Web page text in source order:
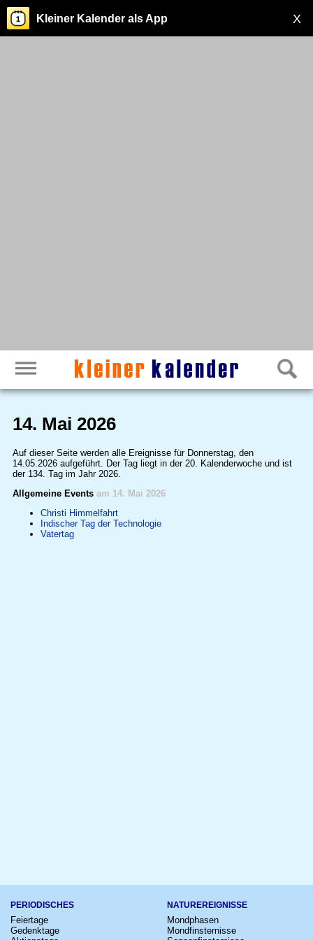
X
Kleiner Kalender als App
14. Mai 2026
Auf dieser Seite werden alle Ereignisse für Donnerstag, den
14.05.2026 aufgeführt. Der Tag liegt in der 20. Kalenderwoche und ist
der 134. Tag im Jahr 2026.
Allgemeine Events am 14. Mai 2026
Christi Himmelfahrt
Indischer Tag der Technologie
Vatertag
PERIODISCHES
Feiertage
Gedenktage
NATUREREIGNISSE
Mondphasen
Mondfinsternisse